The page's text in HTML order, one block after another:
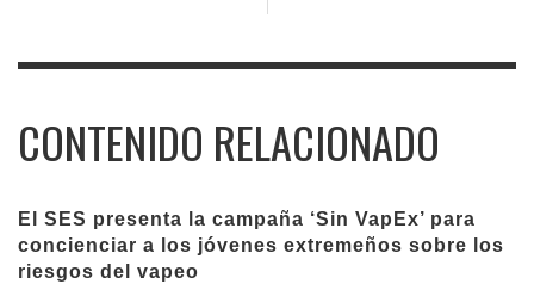
CONTENIDO RELACIONADO
El SES presenta la campaña ‘Sin VapEx’ para
concienciar a los jóvenes extremeños sobre los
riesgos del vapeo